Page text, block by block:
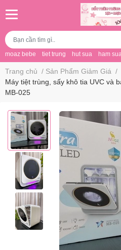
moaz bebe tiet trung hut sua ham
Trang chủ / Sản Phẩm Giảm Giá /
Máy tiệt trùng, sấy khô tia UVC và
MB-025